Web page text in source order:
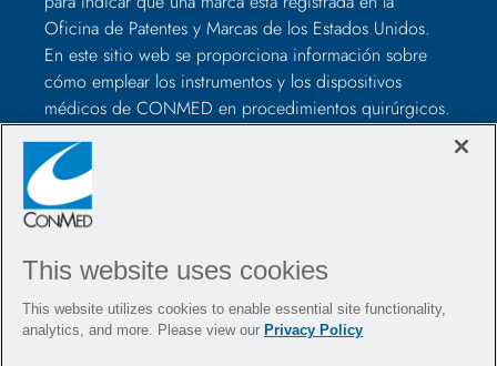
Oficina de Patentes y Marcas de los Estados Unidos.
En este sitio web se proporciona información sobre
cómo emplear los instrumentos y los dispositivos
médicos de CONMED en procedimientos quirúrgicos.
No son recomendaciones médicas, con lo que los
profesionales sanitarios deben juzgar según su criterio
antes de utilizarlos para tratar a cada paciente. Los
profesionales sanitarios deberán formarse en el uso de
consultar siempre los elementos incluidos en el
instrucciones de uso, incluidas las instrucciones de
This website uses cookies
This website utilizes cookies to enable essential site functionality,
analytics, and more. Please view our Privacy Policy